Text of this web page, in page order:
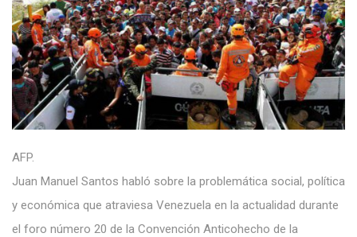
AFP.
Juan Manuel Santos habló sobre la problemática social, política
y económica que atraviesa Venezuela en la actualidad durante
el foro número 20 de la Convención Anticohecho de la